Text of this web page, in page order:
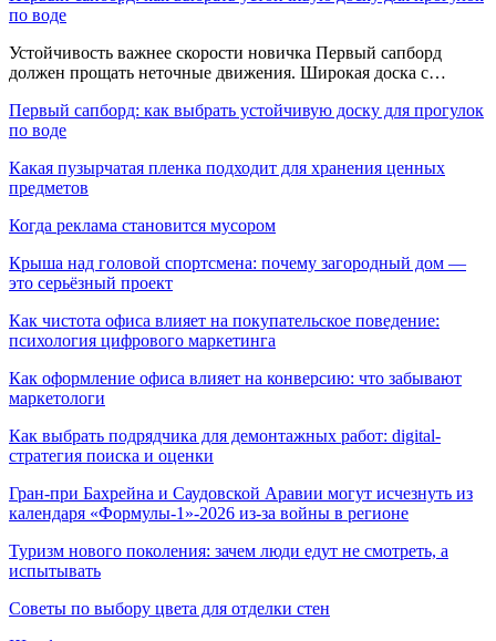
по воде
Устойчивость важнее скорости новичка Первый сапборд
должен прощать неточные движения. Широкая доска с…
Первый сапборд: как выбрать устойчивую доску для прогулок
по воде
Какая пузырчатая пленка подходит для хранения ценных
предметов
Когда реклама становится мусором
Крыша над головой спортсмена: почему загородный дом —
это серьёзный проект
Как чистота офиса влияет на покупательское поведение:
психология цифрового маркетинга
Как оформление офиса влияет на конверсию: что забывают
маркетологи
Как выбрать подрядчика для демонтажных работ: digital-
стратегия поиска и оценки
Гран-при Бахрейна и Саудовской Аравии могут исчезнуть из
календаря «Формулы-1»-2026 из-за войны в регионе
Туризм нового поколения: зачем люди едут не смотреть, а
испытывать
Советы по выбору цвета для отделки стен